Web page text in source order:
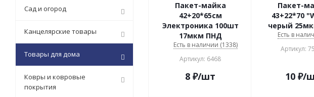
Пакет-майка
42+20*65см
Электроника 100шт
17мкм ПНД
Есть в наличии (1338)
Артикул: 6468
8 ₽/шт
Пакет-
43+22*70
черый
Есть в
Артикул:
10 ₽/
Сад и огород
Канцелярские товары
Товары для дома
Ковры и ковровые
покрытия